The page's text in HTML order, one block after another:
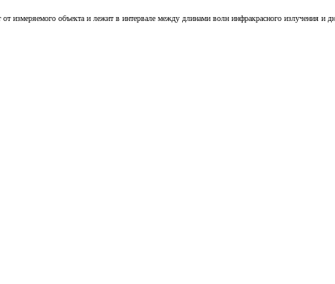
измеряемого объекта и лежит в интервале между длинами волн инфракрасного излучения и